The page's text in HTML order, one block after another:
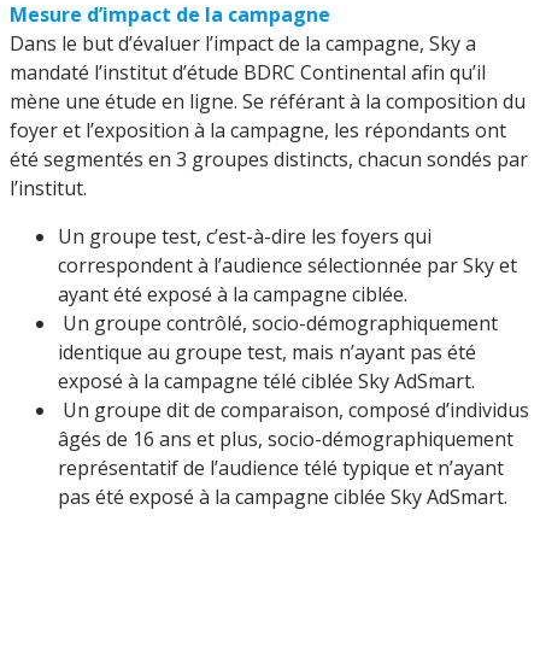
Mesure d’impact de la campagne
Dans le but d’évaluer l’impact de la campagne, Sky a
mandaté l’institut d’étude BDRC Continental afin qu’il
mène une étude en ligne. Se référant à la composition du
foyer et l’exposition à la campagne, les répondants ont
été segmentés en 3 groupes distincts, chacun sondés par
l’institut.
Un groupe test, c’est-à-dire les foyers qui
correspondent à l’audience sélectionnée par Sky et
ayant été exposé à la campagne ciblée.
Un groupe contrôlé, socio-démographiquement
identique au groupe test, mais n’ayant pas été
exposé à la campagne télé ciblée Sky AdSmart.
Un groupe dit de comparaison, composé d’individus
âgés de 16 ans et plus, socio-démographiquement
représentatif de l’audience télé typique et n’ayant
pas été exposé à la campagne ciblée Sky AdSmart.